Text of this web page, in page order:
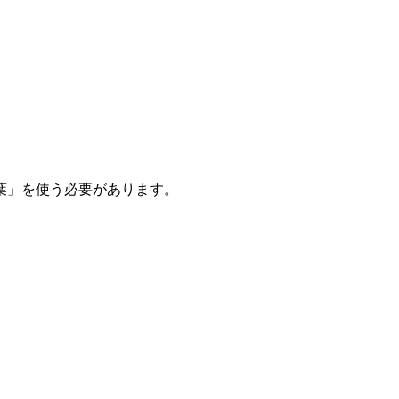
を使う必要があります。